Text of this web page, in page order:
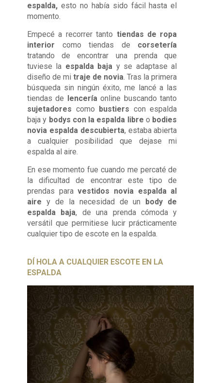
espalda, esto no había sido fácil hasta el
momento.
Empecé a recorrer tanto tiendas de ropa
interior como tiendas de corsetería
tratando de encontrar una prenda que
tuviese la espalda baja y se adaptase al
diseño de mitraje de novia. Tras la primera
búsqueda sin ningún éxito, me lancé a las
tiendas de lenceríaonline buscando tanto
sujetadores como bustiers con espalda
baja y bodys con la espalda libre o bodies
novia espalda descubierta, estaba abierta
a cualquier posibilidad que dejase mi
espalda al aire.
En ese momento fue cuando me percaté de
la dificultad de encontrar este tipo de
prendas paravestidos novia espalda al
aire y de la necesidad de un body de
espalda baja, de una prenda cómoda y
versátil que permitiese lucir prácticamente
cualquier tipo de escote en la espalda.
DÍ HOLA A CUALQUIER ESCOTE EN LA
ESPALDA